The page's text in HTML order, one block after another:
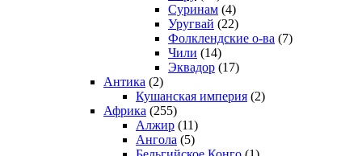
Суринам (4)
Уругвай (22)
Фолклендские о-ва (7)
Чили (14)
Эквадор (17)
Антика (2)
Кушанская империя (2)
Африка (255)
Алжир (11)
Ангола (5)